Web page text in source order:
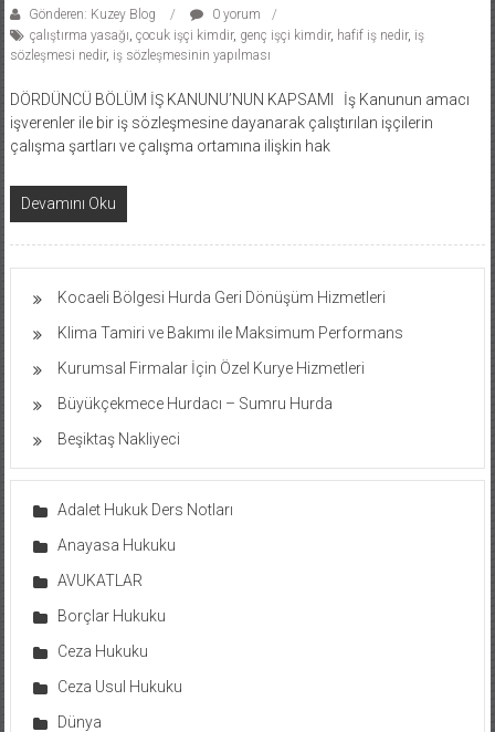
Gönderen: Kuzey Blog
0 yorum
çalıştırma yasağı, çocuk işçi kimdir, genç işçi kimdir, hafif iş nedir, iş
sözleşmesi nedir, iş sözleşmesinin yapılması
DÖRDÜNCÜ BÖLÜM İŞ KANUNU’NUN KAPSAMI İş Kanunun amacı
işverenler ile bir iş sözleşmesine dayanarak çalıştırılan işçilerin
çalışma şartları ve çalışma ortamına ilişkin hak
Devamını Oku
Kocaeli Bölgesi Hurda Geri Dönüşüm Hizmetleri
Klima Tamiri ve Bakımı ile Maksimum Performans
Kurumsal Firmalar İçin Özel Kurye Hizmetleri
Büyükçekmece Hurdacı – Sumru Hurda
Beşiktaş Nakliyeci
Adalet Hukuk Ders Notları
Anayasa Hukuku
AVUKATLAR
Borçlar Hukuku
Ceza Hukuku
Ceza Usul Hukuku
Dünya